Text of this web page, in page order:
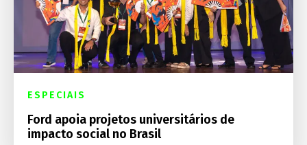
ESPECIAIS
Ford apoia projetos universitários de
impacto social no Brasil